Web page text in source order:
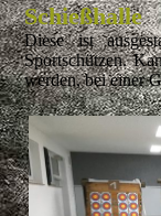
Schießhalle
Diese ist
Sportschützen.
werden, bei einer